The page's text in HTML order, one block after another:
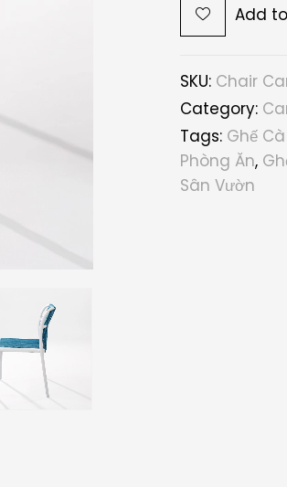
Add
SKU: Chair
Category:
Tags: Ghế
Phòng Ăn,
Sân Vườn